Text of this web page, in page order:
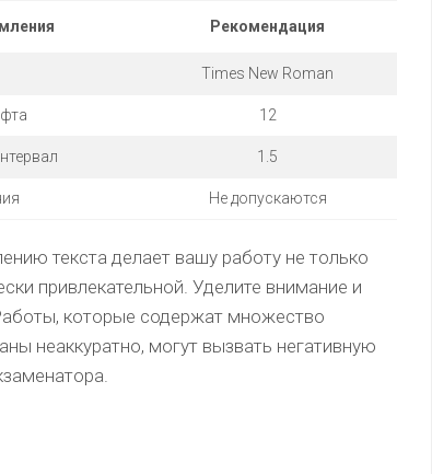
Рекомендация
Times New Roman
12
1.5
Не допускаются
текста делает вашу работу не только
привлекательной. Уделите внимание и
которые содержат множество
неаккуратно, могут вызвать негативную